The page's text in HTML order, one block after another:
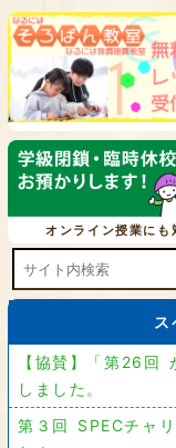
オンライン授業にも
【協賛】「第26回
しました。
第３回 SPECチャ